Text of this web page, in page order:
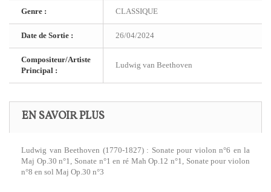
Genre : CLASSIQUE
Date de Sortie : 26/04/2024
Compositeur/Artiste
Principal :
Ludwig van Beethoven
EN SAVOIR PLUS
Ludwig van Beethoven (1770-1827) : Sonate pour violon n°6 en la
Maj Op.30 n°1, Sonate n°1 en ré Mah Op.12 n°1, Sonate pour violon
n°8 en sol Maj Op.30 n°3